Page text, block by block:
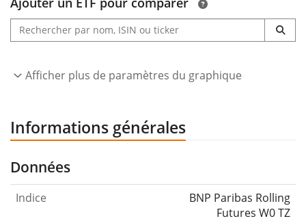
Afficher plus de paramètres du graphique
Informations générales
Données
Indice
BNP Paribas Rolling
Futures W0 TZ